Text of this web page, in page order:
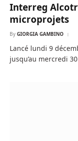
Interreg
microprojets
By GIORGIA GAMBINO
Lancé lundi 9
jusqu’au mercredi